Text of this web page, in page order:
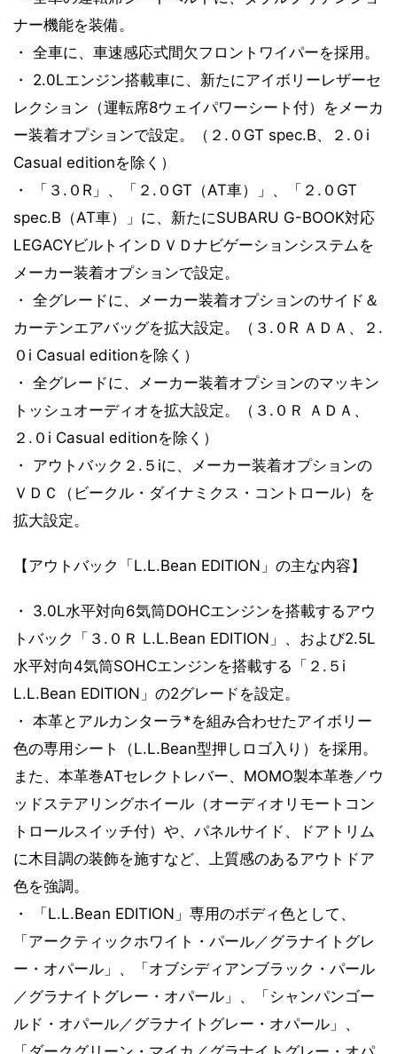
ナー機能を装備。
・ 全車に、車速感応式間欠フロントワイパーを採用。
・ 2.0Lエンジン搭載車に、新たにアイボリーレザーセ
レクション（運転席8ウェイパワーシート付）をメーカ
ー装着オプションで設定。（２.０GT spec.B、２.０i
Casual editionを除く）
・ 「３.０R」、「２.０GT（AT車）」、「２.０GT
spec.B（AT車）」に、新たにSUBARU G-BOOK対応
LEGACYビルトインＤＶＤナビゲーションシステムを
メーカー装着オプションで設定。
・ 全グレードに、メーカー装着オプションのサイド＆
カーテンエアバッグを拡大設定。（３.０R ＡＤＡ、２.
０i Casual editionを除く）
・ 全グレードに、メーカー装着オプションのマッキン
トッシュオーディオを拡大設定。（３.０Ｒ ＡＤＡ、
２.０i Casual editionを除く）
・ アウトバック２.５iに、メーカー装着オプションの
ＶＤＣ（ビークル・ダイナミクス・コントロール）を
拡大設定。
【アウトバック「L.L.Bean EDITION」の主な内容】
・ 3.0L水平対向6気筒DOHCエンジンを搭載するアウ
トバック「３.０Ｒ L.L.Bean EDITION」、および2.5L
水平対向4気筒SOHCエンジンを搭載する「２.５i
L.L.Bean EDITION」の2グレードを設定。
・ 本革とアルカンターラ*を組み合わせたアイボリー
色の専用シート（L.L.Bean型押しロゴ入り）を採用。
また、本革巻ATセレクトレバー、MOMO製本革巻／ウ
ッドステアリングホイール（オーディオリモートコン
トロールスイッチ付）や、パネルサイド、ドアトリム
に木目調の装飾を施すなど、上質感のあるアウトドア
色を強調。
・ 「L.L.Bean EDITION」専用のボディ色として、
「アークティックホワイト・パール／グラナイトグレ
ー・オパール」、「オブシディアンブラック・パール
／グラナイトグレー・オパール」、「シャンパンゴー
ルド・オパール／グラナイトグレー・オパール」、